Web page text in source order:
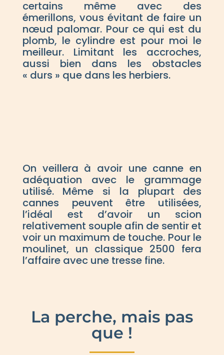
certains même avec des
émerillons, vous évitant de faire un
nœud palomar. Pour ce qui est du
plomb, le cylindre est pour moi le
meilleur. Limitant les accroches,
aussi bien dans les obstacles
« durs » que dans les herbiers.
On veillera à avoir une canne en
adéquation avec le grammage
utilisé. Même si la plupart des
cannes peuvent être utilisées,
l’idéal est d’avoir un scion
relativement souple afin de sentir et
voir un maximum de touche. Pour le
moulinet, un classique 2500 fera
l’affaire avec une tresse fine.
La perche, mais pas
que !